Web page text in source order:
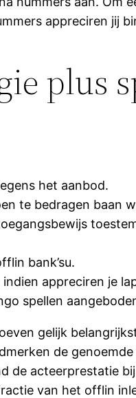
appreciren jij
plus
het aanbod.
te bedragen baan
bank’su.
appreciren je
spellen
gelijk
de
de acteerprestatie
van het offlin